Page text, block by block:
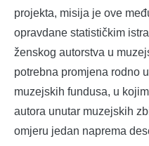
projekta, misija je ove
opravdane statističkim
ženskog autorstva u
potrebna promjena rodno
muzejskih fundusa, u
autora unutar muzejskih
omjeru jedan naprema